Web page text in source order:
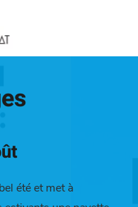
été et met à